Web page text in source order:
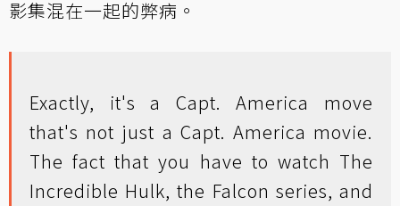
影集混在一起的弊病。
Exactly, it's a Capt. America move
that's not just a Capt. America movie.
The fact that you have to watch The
Incredible Hulk, the Falcon series, and